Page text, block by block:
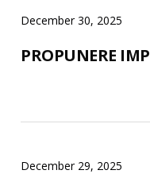
December 30, 2025
PROPUNERE
December 29, 2025